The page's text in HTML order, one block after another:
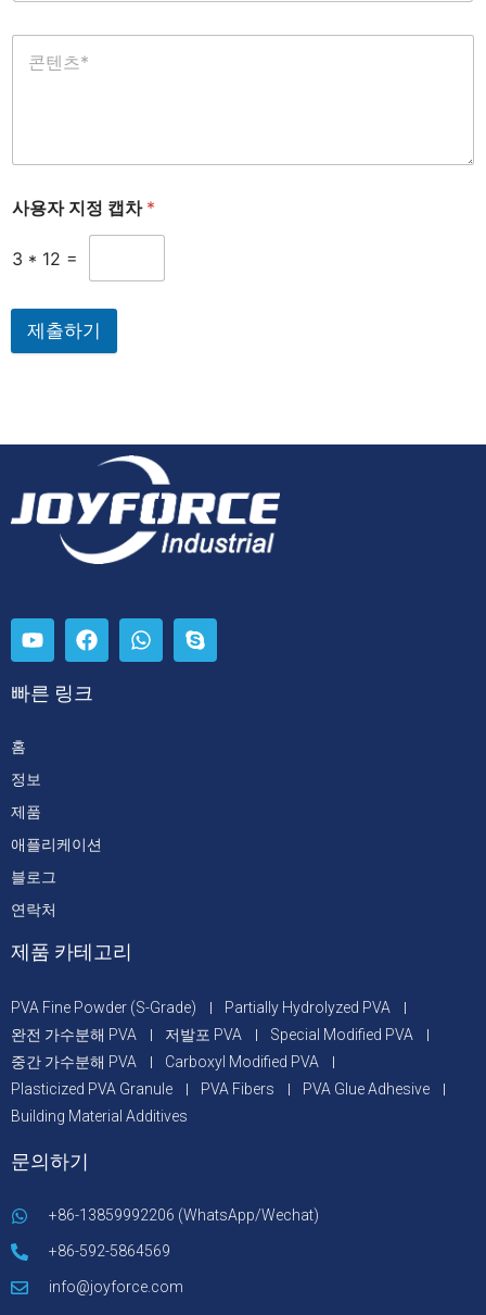
사용자 지정 캡차 *
3 * 12 =
제출하기
빠른 링크
홈
정보
제품
애플리케이션
블로그
연락처
제품 카테고리
PVA Fine Powder (S-Grade)
Partially Hydrolyzed PVA
완전 가수분해 PVA
저발포 PVA
Special Modified PVA
중간 가수분해 PVA
Carboxyl Modified PVA
Plasticized PVA Granule
PVA Fibers
PVA Glue Adhesive
Building Material Additives
문의하기
+86-13859992206 (WhatsApp/Wechat)
+86-592-5864569
info@joyforce.com